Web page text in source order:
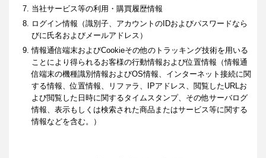
当社サービス等の利用・購買履歴情報
ログイン情報（識別子、アカウントのIDおよびパスワードなら
びに氏名およびメールアドレス）
情報通信端末およびCookieその他のトラッキング技術を用いる
ことにより得られるお客様の行動情報および位置情報（情報通
信端末の機種識別情報およびOS情報、インターネット接続に関
する情報、位置情報、リファラ、IPアドレス、閲覧したURLお
よび閲覧した日時に関するタイムスタンプ、その他サーバログ
情報、表示もしくは検索された商品またはサービス等に関する
情報などを含む。）